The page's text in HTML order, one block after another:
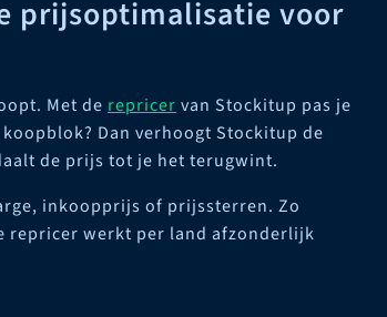
prijsoptimalisatie voor
Met de repricer van Stockitup pas je
Dan verhoogt Stockitup de
de prijs tot je het terugwint.
inkoopprijs of prijssterren. Zo
repricer werkt per land afzonderlijk